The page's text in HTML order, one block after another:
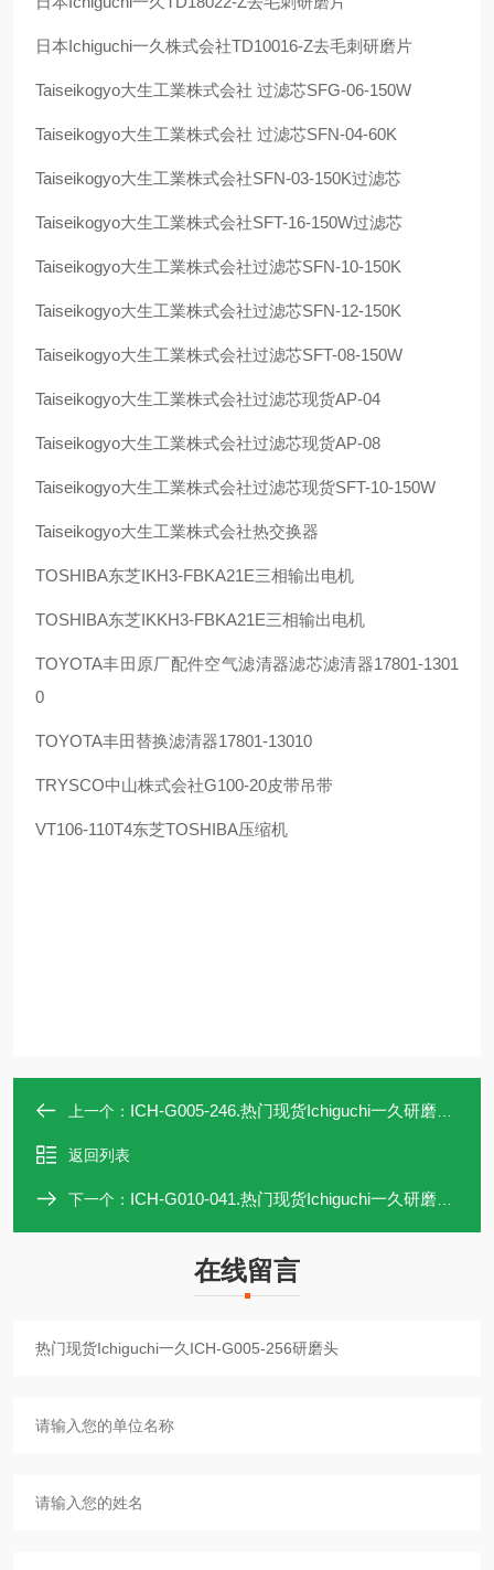
日本Ichiguchi一久株式会社TD10016-Z去毛刺研磨片
Taiseikogyo大生工業株式会社 过滤芯SFG-06-150W
Taiseikogyo大生工業株式会社 过滤芯SFN-04-60K
Taiseikogyo大生工業株式会社SFN-03-150K过滤芯
Taiseikogyo大生工業株式会社SFT-16-150W过滤芯
Taiseikogyo大生工業株式会社过滤芯SFN-10-150K
Taiseikogyo大生工業株式会社过滤芯SFN-12-150K
Taiseikogyo大生工業株式会社过滤芯SFT-08-150W
Taiseikogyo大生工業株式会社过滤芯现货AP-04
Taiseikogyo大生工業株式会社过滤芯现货AP-08
Taiseikogyo大生工業株式会社过滤芯现货SFT-10-150W
Taiseikogyo大生工業株式会社热交换器
TOSHIBA东芝IKH3-FBKA21E三相输出电机
TOSHIBA东芝IKKH3-FBKA21E三相输出电机
TOYOTA丰田原厂配件空气滤清器滤芯滤清器17801-1301
0
TOYOTA丰田替换滤清器17801-13010
TRYSCO中山株式会社G100-20皮带吊带
VT106-110T4东芝TOSHIBA压缩机
上一个： ICH-G005-246.热门现货Ichiguchi一久研磨头ICH-G005-246
返回列表
下一个： ICH-G010-041.热门现货Ichiguchi一久研磨头ICH-G010-041
在线留言